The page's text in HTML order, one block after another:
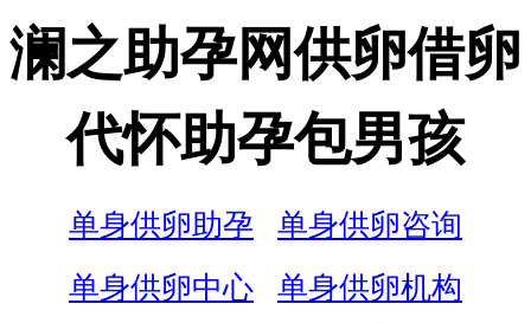
澜之助孕网供卵借卵
代怀助孕包男孩
单身供卵助孕
单身供卵咨询
单身供卵中心
单身供卵机构